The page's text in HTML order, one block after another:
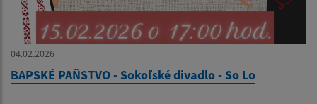
04.02.2026
BAPSKÉ PAŇSTVO - Sokoľské divadlo - So Lo